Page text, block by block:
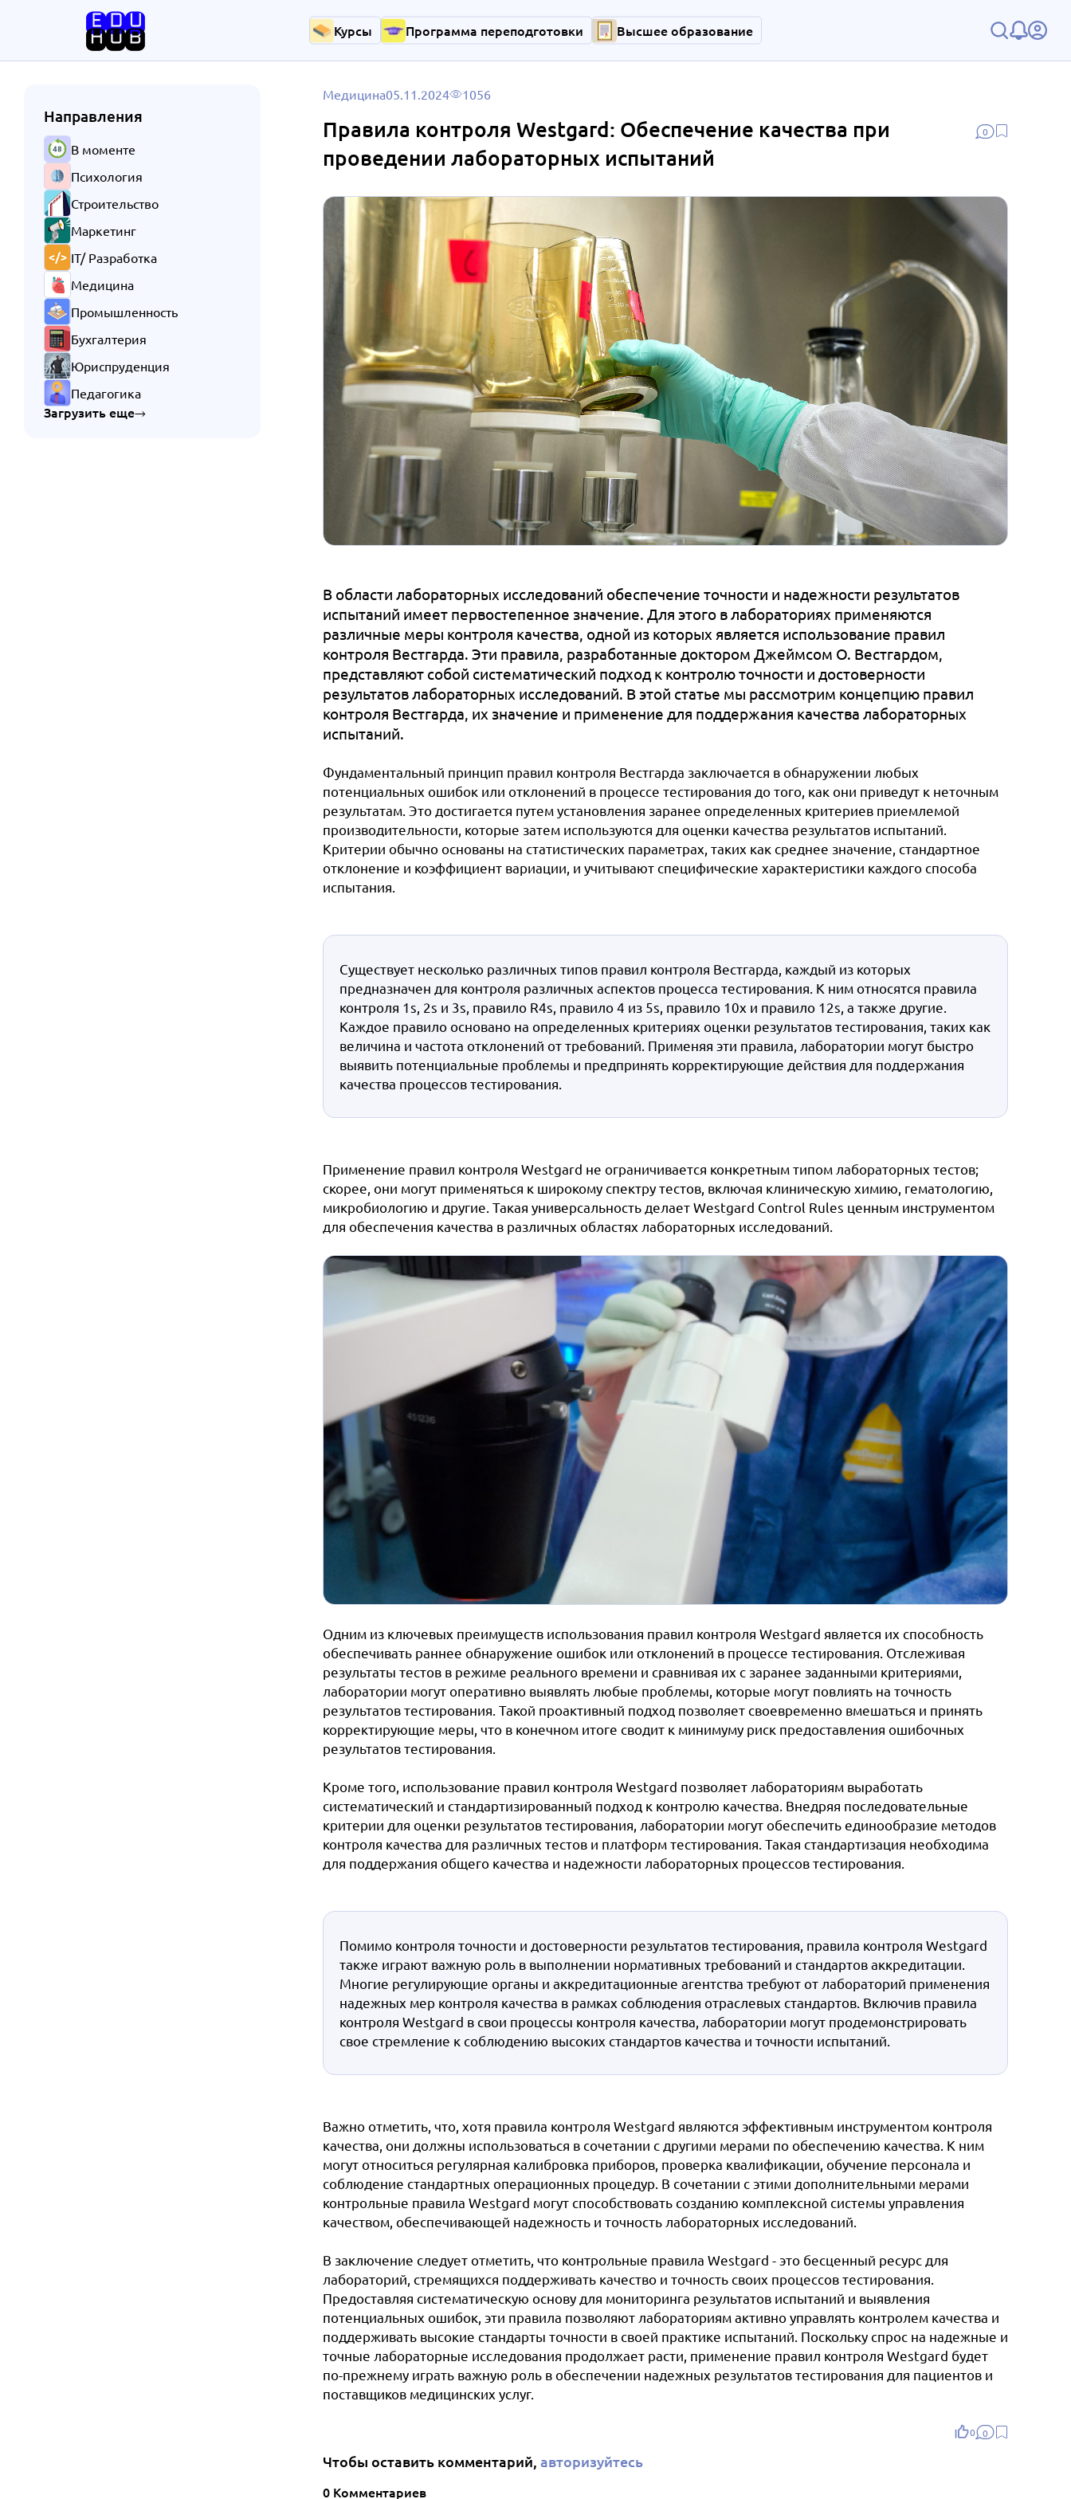
Курсы Программа переподготовки Высшее образование
Направления
В моменте
Психология
Строительство
Маркетинг
IT/ Разработка
Медицина
Промышленность
Бухгалтерия
Юриспруденция
Педагогика
Загрузить еще
0
Медицина05.11.2024 1056
Правила контроля Westgard: Обеспечение качества при
проведении лабораторных испытаний
В области лабораторных исследований обеспечение точности и надежности результатов
испытаний имеет первостепенное значение. Для этого в лабораториях применяются
различные меры контроля качества, одной из которых является использование правил
контроля Вестгарда. Эти правила, разработанные доктором Джеймсом О. Вестгардом,
представляют собой систематический подход к контролю точности и достоверности
результатов лабораторных исследований. В этой статье мы рассмотрим концепцию правил
контроля Вестгарда, их значение и применение для поддержания качества лабораторных
испытаний.
Фундаментальный принцип правил контроля Вестгарда заключается в обнаружении любых
потенциальных ошибок или отклонений в процессе тестирования до того, как они приведут к неточным
результатам. Это достигается путем установления заранее определенных критериев приемлемой
производительности, которые затем используются для оценки качества результатов испытаний.
Критерии обычно основаны на статистических параметрах, таких как среднее значение, стандартное
отклонение и коэффициент вариации, и учитывают специфические характеристики каждого способа
испытания.
Существует несколько различных типов правил контроля Вестгарда, каждый из которых
предназначен для контроля различных аспектов процесса тестирования. К ним относятся правила
контроля 1s, 2s и 3s, правило R4s, правило 4 из 5s, правило 10x и правило 12s, а также другие.
Каждое правило основано на определенных критериях оценки результатов тестирования, таких как
величина и частота отклонений от требований. Применяя эти правила, лаборатории могут быстро
выявить потенциальные проблемы и предпринять корректирующие действия для поддержания
качества процессов тестирования.
Применение правил контроля Westgard не ограничивается конкретным типом лабораторных тестов;
скорее, они могут применяться к широкому спектру тестов, включая клиническую химию, гематологию,
микробиологию и другие. Такая универсальность делает Westgard Control Rules ценным инструментом
для обеспечения качества в различных областях лабораторных исследований.
Одним из ключевых преимуществ использования правил контроля Westgard является их способность
обеспечивать раннее обнаружение ошибок или отклонений в процессе тестирования. Отслеживая
результаты тестов в режиме реального времени и сравнивая их с заранее заданными критериями,
лаборатории могут оперативно выявлять любые проблемы, которые могут повлиять на точность
результатов тестирования. Такой проактивный подход позволяет своевременно вмешаться и принять
корректирующие меры, что в конечном итоге сводит к минимуму риск предоставления ошибочных
результатов тестирования.
Кроме того, использование правил контроля Westgard позволяет лабораториям выработать
систематический и стандартизированный подход к контролю качества. Внедряя последовательные
критерии для оценки результатов тестирования, лаборатории могут обеспечить единообразие методов
контроля качества для различных тестов и платформ тестирования. Такая стандартизация необходима
для поддержания общего качества и надежности лабораторных процессов тестирования.
Помимо контроля точности и достоверности результатов тестирования, правила контроля Westgard
также играют важную роль в выполнении нормативных требований и стандартов аккредитации.
Многие регулирующие органы и аккредитационные агентства требуют от лабораторий применения
надежных мер контроля качества в рамках соблюдения отраслевых стандартов. Включив правила
контроля Westgard в свои процессы контроля качества, лаборатории могут продемонстрировать
свое стремление к соблюдению высоких стандартов качества и точности испытаний.
Важно отметить, что, хотя правила контроля Westgard являются эффективным инструментом контроля
качества, они должны использоваться в сочетании с другими мерами по обеспечению качества. К ним
могут относиться регулярная калибровка приборов, проверка квалификации, обучение персонала и
соблюдение стандартных операционных процедур. В сочетании с этими дополнительными мерами
контрольные правила Westgard могут способствовать созданию комплексной системы управления
качеством, обеспечивающей надежность и точность лабораторных исследований.
В заключение следует отметить, что контрольные правила Westgard - это бесценный ресурс для
лабораторий, стремящихся поддерживать качество и точность своих процессов тестирования.
Предоставляя систематическую основу для мониторинга результатов испытаний и выявления
потенциальных ошибок, эти правила позволяют лабораториям активно управлять контролем качества и
поддерживать высокие стандарты точности в своей практике испытаний. Поскольку спрос на надежные и
точные лабораторные исследования продолжает расти, применение правил контроля Westgard будет
по-прежнему играть важную роль в обеспечении надежных результатов тестирования для пациентов и
поставщиков медицинских услуг.
0 0
Чтобы оставить комментарий, авторизуйтесь
0 Комментариев